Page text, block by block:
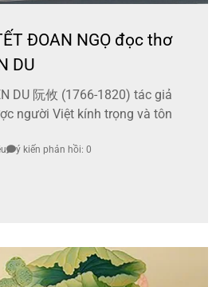
ĐOAN NGỌ đọc thơ
DU
DU 阮攸 (1766-1820) tác giả
người Việt kính trọng và tôn
ý kiến phản hồi: 0